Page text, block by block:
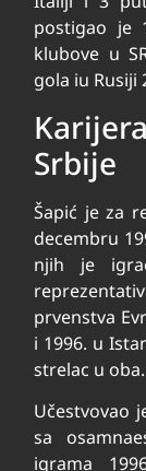
postigao je
klubove u
gola iu Rusiji
Srbije
Šapić je za
decembru
njih je
prvenstva
i 1996. u
strelac u oba.
Učestvovao
sa
igrama